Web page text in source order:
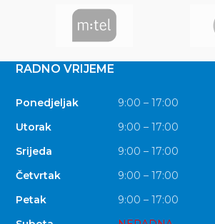
RADNO VRIJEME
Ponedjeljak
9:00 – 17:00
Utorak
9:00 – 17:00
Srijeda
9:00 – 17:00
Četvrtak
9:00 – 17:00
Petak
9:00 – 17:00